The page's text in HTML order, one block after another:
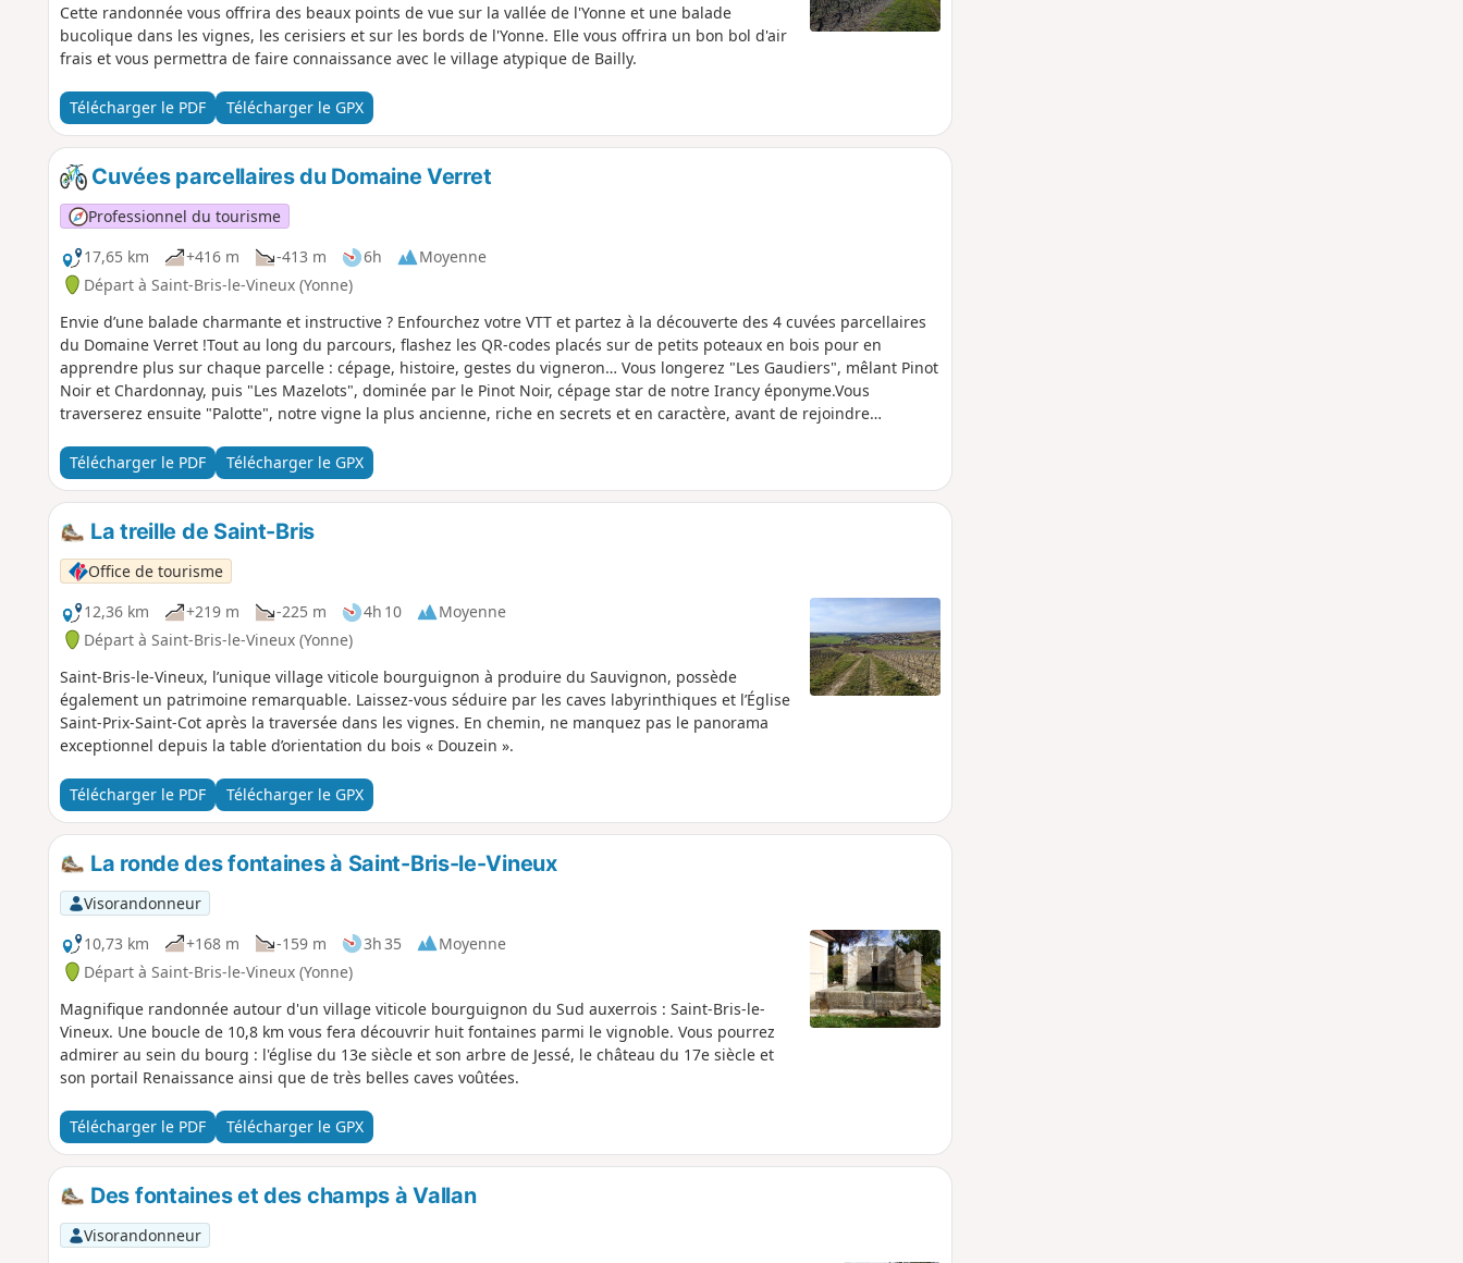
Cette randonnée vous offrira des beaux points de vue sur la vallée de l'Yonne et une balade
bucolique dans les vignes, les cerisiers et sur les bords de l'Yonne. Elle vous offrira un bon bol d'air
frais et vous permettra de faire connaissance avec le village atypique de Bailly.
Télécharger le PDF Télécharger le GPX
Cuvées parcellaires du Domaine Verret
Professionnel du tourisme
17,65 km
+416 m -413 m 6h
Moyenne
Départ à Saint-Bris-le-Vineux (Yonne)
Envie d’une balade charmante et instructive ? Enfourchez votre VTT et partez à la découverte des 4 cuvées parcellaires
du Domaine Verret !Tout au long du parcours, flashez les QR-codes placés sur de petits poteaux en bois pour en
apprendre plus sur chaque parcelle : cépage, histoire, gestes du vigneron… Vous longerez "Les Gaudiers", mêlant Pinot
Noir et Chardonnay, puis "Les Mazelots", dominée par le Pinot Noir, cépage star de notre Irancy éponyme.Vous
traverserez ensuite "Palotte", notre vigne la plus ancienne, riche en secrets et en caractère, avant de rejoindre
nature, patrimoine et passion viticole, idéale pour les curieux et les amateurs de vin ! En effet, la randonnée partant du
parking du domaine, vous pourrez à votre retour profiter d'une dégustation bien méritée.
Télécharger le PDF Télécharger le GPX
La treille de Saint-Bris
Office de tourisme
12,36 km
+219 m -225 m 4h 10
Moyenne
Départ à Saint-Bris-le-Vineux (Yonne)
Saint-Bris-le-Vineux, l’unique village viticole bourguignon à produire du Sauvignon, possède
également un patrimoine remarquable. Laissez-vous séduire par les caves labyrinthiques et l’Église
Saint-Prix-Saint-Cot après la traversée dans les vignes. En chemin, ne manquez pas le panorama
exceptionnel depuis la table d’orientation du bois « Douzein ».
Télécharger le PDF Télécharger le GPX
La ronde des fontaines à Saint-Bris-le-Vineux
Visorandonneur
10,73 km
+168 m -159 m 3h 35
Moyenne
Départ à Saint-Bris-le-Vineux (Yonne)
Magnifique randonnée autour d'un village viticole bourguignon du Sud auxerrois : Saint-Bris-le-
Vineux. Une boucle de 10,8 km vous fera découvrir huit fontaines parmi le vignoble. Vous pourrez
admirer au sein du bourg : l'église du 13e siècle et son arbre de Jessé, le château du 17e siècle et
son portail Renaissance ainsi que de très belles caves voûtées.
Télécharger le PDF Télécharger le GPX
Des fontaines et des champs à Vallan
Visorandonneur